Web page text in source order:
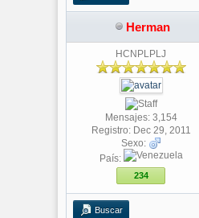
Herman
HCNPLPLJ
Mensajes: 3,154
Registro: Dec 29, 2011
Sexo:
País:
234
Buscar